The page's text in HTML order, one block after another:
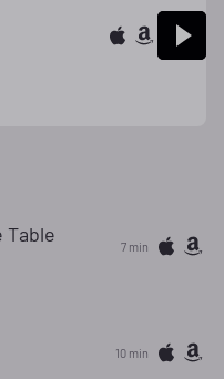
Table 7 min
10 min